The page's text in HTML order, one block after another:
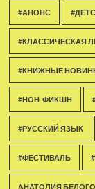
#АНОНС
#КЛАССИЧЕСКАЯ
#КНИЖНЫЕ
#НОН-ФИКШН
#РУССКИЙ ЯЗЫК
#ФЕСТИВАЛЬ
АНАТОЛИЯ БЕЛОГО